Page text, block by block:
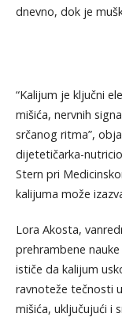
dnevno, dok je
“Kalijum je ključni
mišića, nervnih
srčanog ritma”,
dijetetičarka-
Stern pri
kalijuma može
Lora Akosta,
prehrambene
ističe da kalijum
ravnoteže tečnosti
mišića, uključujući i